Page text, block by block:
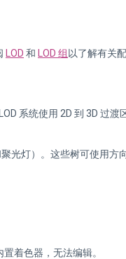
LOD 和 LOD 组 以了解有关
系统使用 2D 到 3D 过
光灯）。这些树可使用方
着色器，无法编辑。